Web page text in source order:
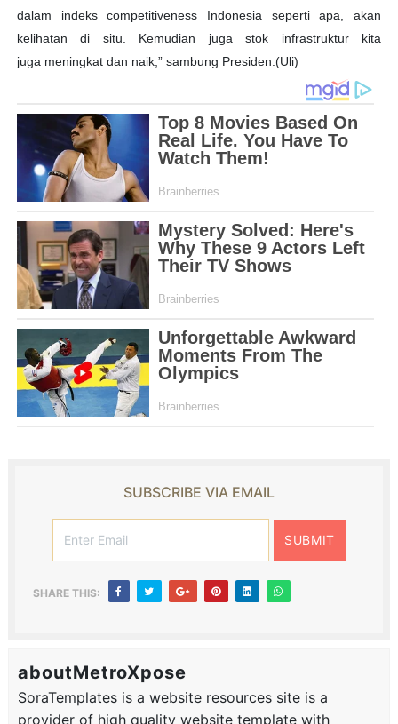
dalam indeks competitiveness Indonesia seperti apa, akan
kelihatan di situ. Kemudian juga stok infrastruktur kita
juga meningkat dan naik,” sambung Presiden.(Uli)
SUBSCRIBE VIA EMAIL
SHARE THIS:
aboutMetroXpose
SoraTemplates is a website resources site is a
provider of high quality website template with